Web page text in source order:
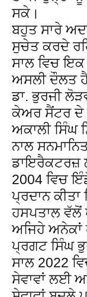
ਸਕੇ।
ਬਹੁਤ ਸਾਰੇ
ਸੁਚੇਤ ਕਰਦੇ
ਸਾਲ ਵਿਚ ਇਕ
ਅਸਲੀ ਦੌਲਤ
ਡਾ. ਭੁਰਜੀ
ਕੇਅਰ ਸੈਂਟਰ ਦੇ
ਅਕਾਲੀ ਸਿੰਘ
ਨਾਲ
ਡਾਇਰੈਕਟਰਜ਼
2004 ਵਿਚ
ਪ੍ਰਦਾਨ
ਹਸਪਤਾਲ ਵੱਲੋਂ
ਅਜਿਹੇ ਅਨੇਕਾਂ
ਪ੍ਰਗਟ ਸਿੰਘ
ਸਾਲ 2022
ਸੇਵਾਵਾਂ ਲਈ